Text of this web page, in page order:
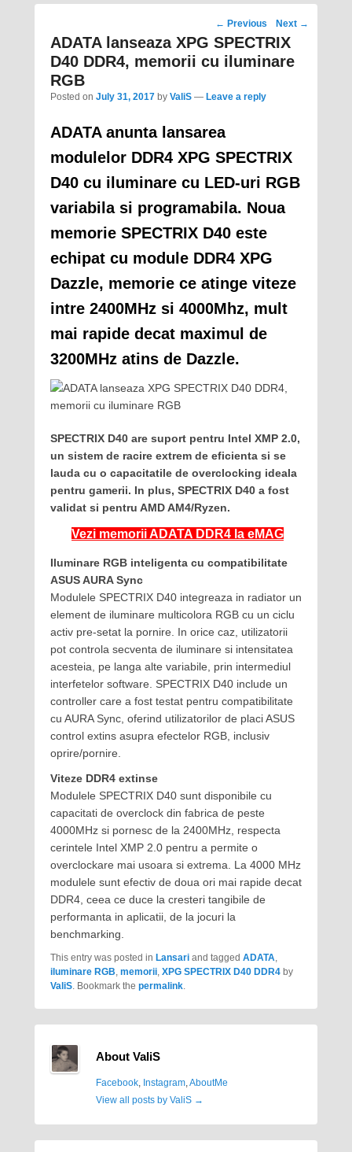
Post
navigation
← Previous Next →
ADATA lanseaza XPG SPECTRIX
D40 DDR4, memorii cu iluminare
RGB
Posted on July 31, 2017 by ValiS — Leave a reply
ADATA anunta lansarea
modulelor DDR4 XPG SPECTRIX
D40 cu iluminare cu LED-uri RGB
variabila si programabila. Noua
memorie SPECTRIX D40 este
echipat cu module DDR4 XPG
Dazzle, memorie ce atinge viteze
intre 2400MHz si 4000Mhz, mult
mai rapide decat maximul de
3200MHz atins de Dazzle.
SPECTRIX D40 are suport pentru Intel XMP 2.0,
un sistem de racire extrem de eficienta si se
lauda cu o capacitatile de overclocking ideala
pentru gamerii. In plus, SPECTRIX D40 a fost
validat si pentru AMD AM4/Ryzen.
Vezi memorii ADATA DDR4 la eMAG
Iluminare RGB inteligenta cu compatibilitate
ASUS AURA Sync
Modulele SPECTRIX D40 integreaza in radiator un
element de iluminare multicolora RGB cu un ciclu
activ pre-setat la pornire. In orice caz, utilizatorii
pot controla secventa de iluminare si intensitatea
acesteia, pe langa alte variabile, prin intermediul
interfetelor software. SPECTRIX D40 include un
controller care a fost testat pentru compatibilitate
cu AURA Sync, oferind utilizatorilor de placi ASUS
control extins asupra efectelor RGB, inclusiv
oprire/pornire.
Viteze DDR4 extinse
Modulele SPECTRIX D40 sunt disponibile cu
capacitati de overclock din fabrica de peste
4000MHz si pornesc de la 2400MHz, respecta
cerintele Intel XMP 2.0 pentru a permite o
overclockare mai usoara si extrema. La 4000 MHz
modulele sunt efectiv de doua ori mai rapide decat
DDR4, ceea ce duce la cresteri tangibile de
performanta in aplicatii, de la jocuri la
benchmarking.
This entry was posted in Lansari and tagged ADATA,
iluminare RGB, memorii, XPG SPECTRIX D40 DDR4 by
ValiS. Bookmark the permalink.
About ValiS
Facebook, Instagram,AboutMe
View all posts by ValiS →